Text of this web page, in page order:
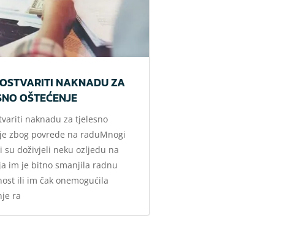
NAKNADU ZA
OŠTEĆENJE
naknadu za tjelesno
zbog povrede na raduMnogi
su doživjeli neku ozljedu na
im je bitno smanjila radnu
ili im čak onemogućila
ra